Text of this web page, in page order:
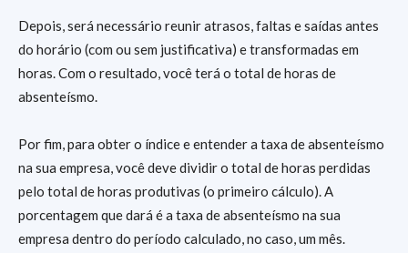
Depois, será necessário reunir atrasos, faltas e saídas antes
do horário (com ou sem justificativa) e transformadas em
horas. Com o resultado, você terá o total de horas de
absenteísmo.
Por fim, para obter o índice e entender a taxa de absenteísmo
na sua empresa, você deve dividir o total de horas perdidas
pelo total de horas produtivas (o primeiro cálculo). A
porcentagem que dará é a taxa de absenteísmo na sua
empresa dentro do período calculado, no caso, um mês.